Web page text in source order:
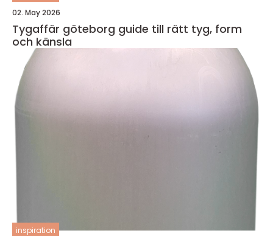
02. May 2026
Tygaffär göteborg guide till rätt tyg, form
och känsla
inspiration